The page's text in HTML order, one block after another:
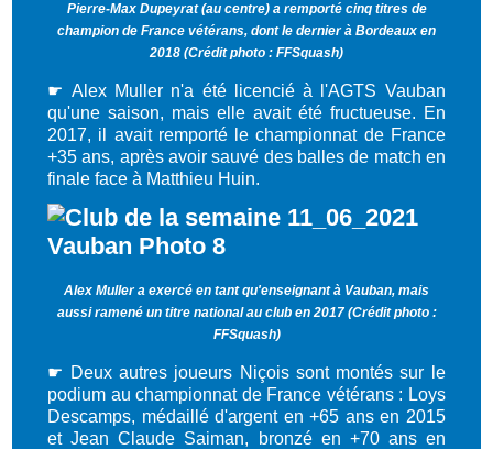
Pierre-Max Dupeyrat (au centre) a remporté cinq titres de
champion de France vétérans, dont le dernier à Bordeaux en
2018 (Crédit photo : FFSquash)
☛ Alex Muller n'a été licencié à l'AGTS Vauban
qu'une saison, mais elle avait été fructueuse. En
2017, il avait remporté le championnat de France
+35 ans, après avoir sauvé des balles de match en
finale face à Matthieu Huin.
Alex Muller a exercé en tant qu'enseignant à Vauban, mais
aussi ramené un titre national au club en 2017 (Crédit photo :
FFSquash)
☛ Deux autres joueurs Niçois sont montés sur le
podium au championnat de France vétérans : Loys
Descamps, médaillé d'argent en +65 ans en 2015
et Jean Claude Saiman, bronzé en +70 ans en